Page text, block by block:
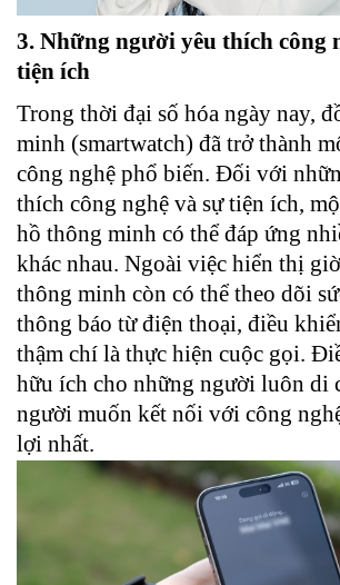
3. Những người yêu thích công
tiện ích
Trong thời đại số hóa ngày nay,
minh (smartwatch) đã trở thành
công nghệ phổ biến. Đối với
thích công nghệ và sự tiện ích,
hồ thông minh có thể đáp ứng
khác nhau. Ngoài việc hiển thị
thông minh còn có thể theo dõi
thông báo từ điện thoại, điều
thậm chí là thực hiện cuộc gọi.
hữu ích cho những người luôn di
người muốn kết nối với công
lợi nhất.